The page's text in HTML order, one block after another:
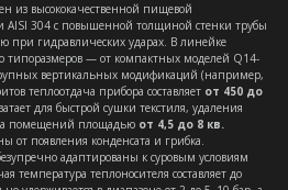
из высококачественной пищевой
304 с повышенной толщиной стенки трубы
гидравлических ударах. В линейке
типоразмеров — от компактных моделей Q14-
вертикальных модификаций (например,
теплоотдача прибора составляет от 450 до
для быстрой сушки текстиля, удаления
помещений площадью от 4,5 до 8 кв.
от появления конденсата и грибка.
адаптированы к суровым условиям
температура теплоносителя составляет до